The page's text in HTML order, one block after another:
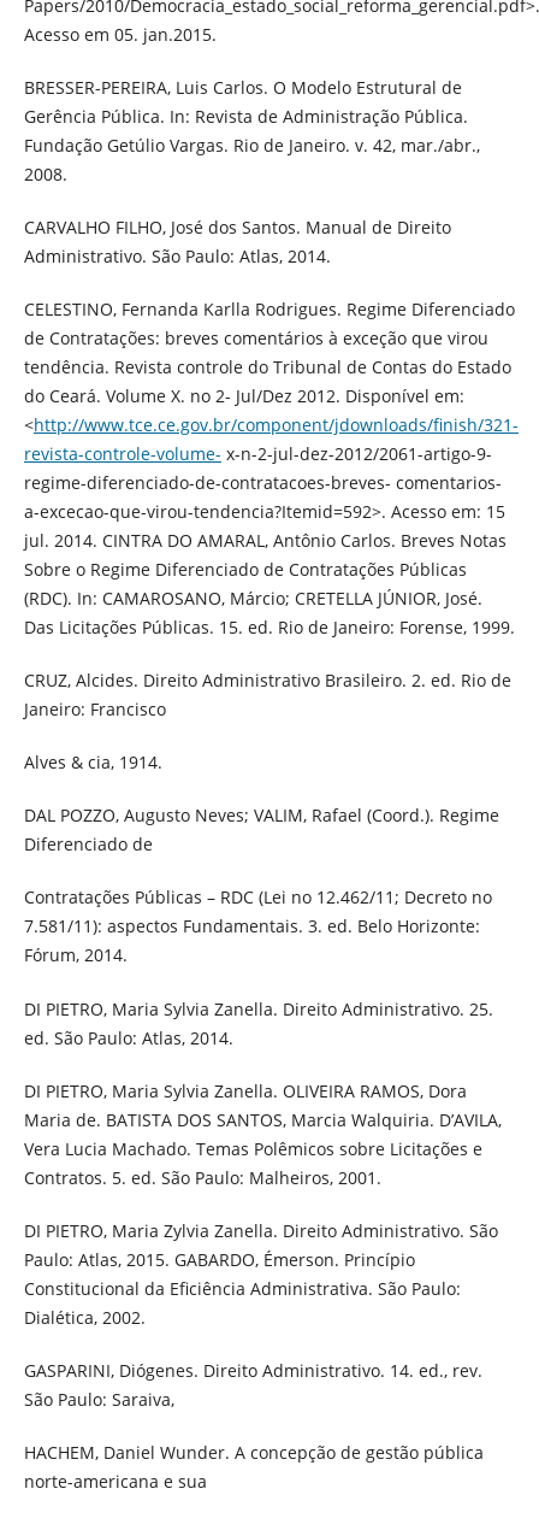
Papers/2010/Democracia_estado_social_reforma_gerencial.pdf>.
Acesso em 05. jan.2015.
BRESSER-PEREIRA, Luis Carlos. O Modelo Estrutural de
Gerência Pública. In: Revista de Administração Pública.
Fundação Getúlio Vargas. Rio de Janeiro. v. 42, mar./abr.,
2008.
CARVALHO FILHO, José dos Santos. Manual de Direito
Administrativo. São Paulo: Atlas, 2014.
CELESTINO, Fernanda Karlla Rodrigues. Regime Diferenciado
de Contratações: breves comentários à exceção que virou
tendência. Revista controle do Tribunal de Contas do Estado
do Ceará. Volume X. no 2- Jul/Dez 2012. Disponível em:
<http://www.tce.ce.gov.br/component/jdownloads/finish/321-
revista-controle-volume- x-n-2-jul-dez-2012/2061-artigo-9-
regime-diferenciado-de-contratacoes-breves- comentarios-
a-excecao-que-virou-tendencia?Itemid=592>. Acesso em: 15
jul. 2014. CINTRA DO AMARAL, Antônio Carlos. Breves Notas
Sobre o Regime Diferenciado de Contratações Públicas
(RDC). In: CAMAROSANO, Márcio; CRETELLA JÚNIOR, José.
Das Licitações Públicas. 15. ed. Rio de Janeiro: Forense, 1999.
CRUZ, Alcides. Direito Administrativo Brasileiro. 2. ed. Rio de
Janeiro: Francisco
Alves & cia, 1914.
DAL POZZO, Augusto Neves; VALIM, Rafael (Coord.). Regime
Diferenciado de
Contratações Públicas – RDC (Lei no 12.462/11; Decreto no
7.581/11): aspectos Fundamentais. 3. ed. Belo Horizonte:
Fórum, 2014.
DI PIETRO, Maria Sylvia Zanella. Direito Administrativo. 25.
ed. São Paulo: Atlas, 2014.
DI PIETRO, Maria Sylvia Zanella. OLIVEIRA RAMOS, Dora
Maria de. BATISTA DOS SANTOS, Marcia Walquiria. D’AVILA,
Vera Lucia Machado. Temas Polêmicos sobre Licitações e
Contratos. 5. ed. São Paulo: Malheiros, 2001.
DI PIETRO, Maria Zylvia Zanella. Direito Administrativo. São
Paulo: Atlas, 2015. GABARDO, Émerson. Princípio
Constitucional da Eficiência Administrativa. São Paulo:
Dialética, 2002.
GASPARINI, Diógenes. Direito Administrativo. 14. ed., rev.
São Paulo: Saraiva,
HACHEM, Daniel Wunder. A concepção de gestão pública
norte-americana e sua